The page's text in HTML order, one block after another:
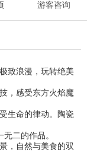
游客咨询
致浪漫，玩转绝美
东方火焰魔
生命的律动。陶瓷
作品。
，自然与美食的双